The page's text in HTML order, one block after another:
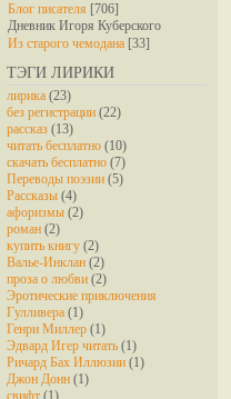
Блог писателя [706]
Дневник Игоря Куберского
Из старого чемодана [33]
ТЭГИ ЛИРИКИ
лирика (23)
без регистрации (22)
рассказ (13)
читать бесплатно (10)
скачать бесплатно (7)
Переводы поэзии (5)
Рассказы (4)
афоризмы (2)
роман (2)
купить книгу (2)
Валье-Инклан (2)
проза о любви (2)
Эротические приключения
Гулливера (1)
Генри Миллер (1)
Эдвард Игер читать (1)
Ричард Бах Иллюзии (1)
Джон Донн (1)
свифт (1)